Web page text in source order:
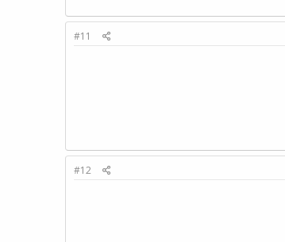
#11
#12